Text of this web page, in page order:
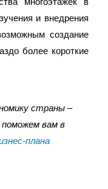
и внедрения
создание
более короткие
страны –
вам в
плана